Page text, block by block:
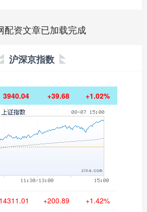
配资文章已加载完成
沪深京指数
3940.04 +39.68 +1.02%
14311.01 +200.89 +1.42%